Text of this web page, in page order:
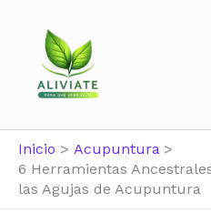
contenido
Inicio
Acupuntura
6 Herramientas
las Agujas de Acupuntura